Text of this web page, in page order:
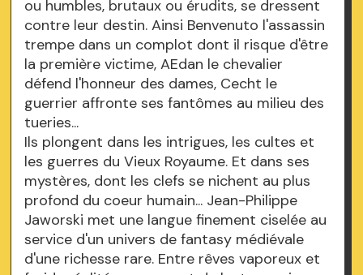
ou humbles, brutaux ou érudits, se dressent
contre leur destin. Ainsi Benvenuto l'assassin
trempe dans un complot dont il risque d'être
la première victime, AEdan le chevalier
défend l'honneur des dames, Cecht le
guerrier affronte ses fantômes au milieu des
tueries...
Ils plongent dans les intrigues, les cultes et
les guerres du Vieux Royaume. Et dans ses
mystères, dont les clefs se nichent au plus
profond du coeur humain... Jean-Philippe
Jaworski met une langue finement ciselée au
service d'un univers de fantasy médiévale
d'une richesse rare. Entre rêves vaporeux et